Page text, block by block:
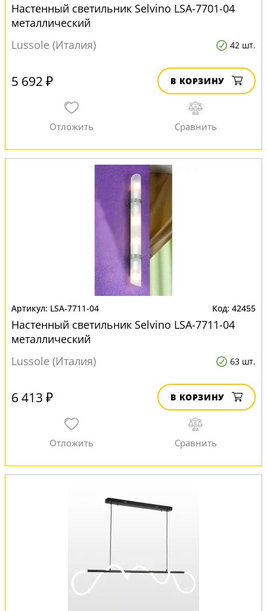
Настенный светильник Selvino LSA-7701-04
металлический
Lussole (Италия)
42 шт.
5 692 ₽ В КОРЗИНУ
LSA-7711-04 42455
Настенный светильник Selvino LSA-7711-04
металлический
Lussole (Италия)
63 шт.
6 413 ₽ В КОРЗИНУ